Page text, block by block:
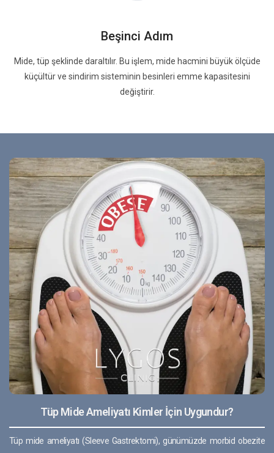
Beşinci Adım
Mide, tüp şeklinde daraltılır. Bu işlem, mide hacmini büyük ölçüde
küçültür ve sindirim sisteminin besinleri emme kapasitesini
değiştirir.
Tüp Mide Ameliyatı Kimler İçin Uygundur?
Tüp mide ameliyatı (Sleeve Gastrektomi), günümüzde morbid obezite